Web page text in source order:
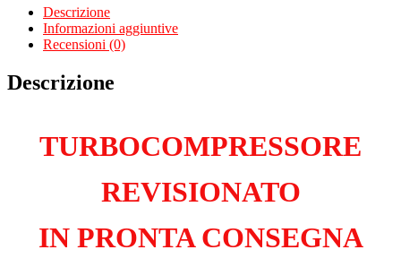
D4d
1NDTV
quantità
Descrizione
Informazioni aggiuntive
Recensioni (0)
Descrizione
TURBOCOMPRESSORE
REVISIONATO
IN PRONTA CONSEGNA